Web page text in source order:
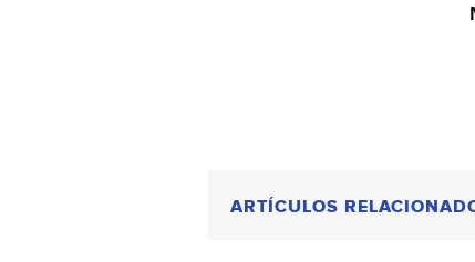
ARTÍCULOS